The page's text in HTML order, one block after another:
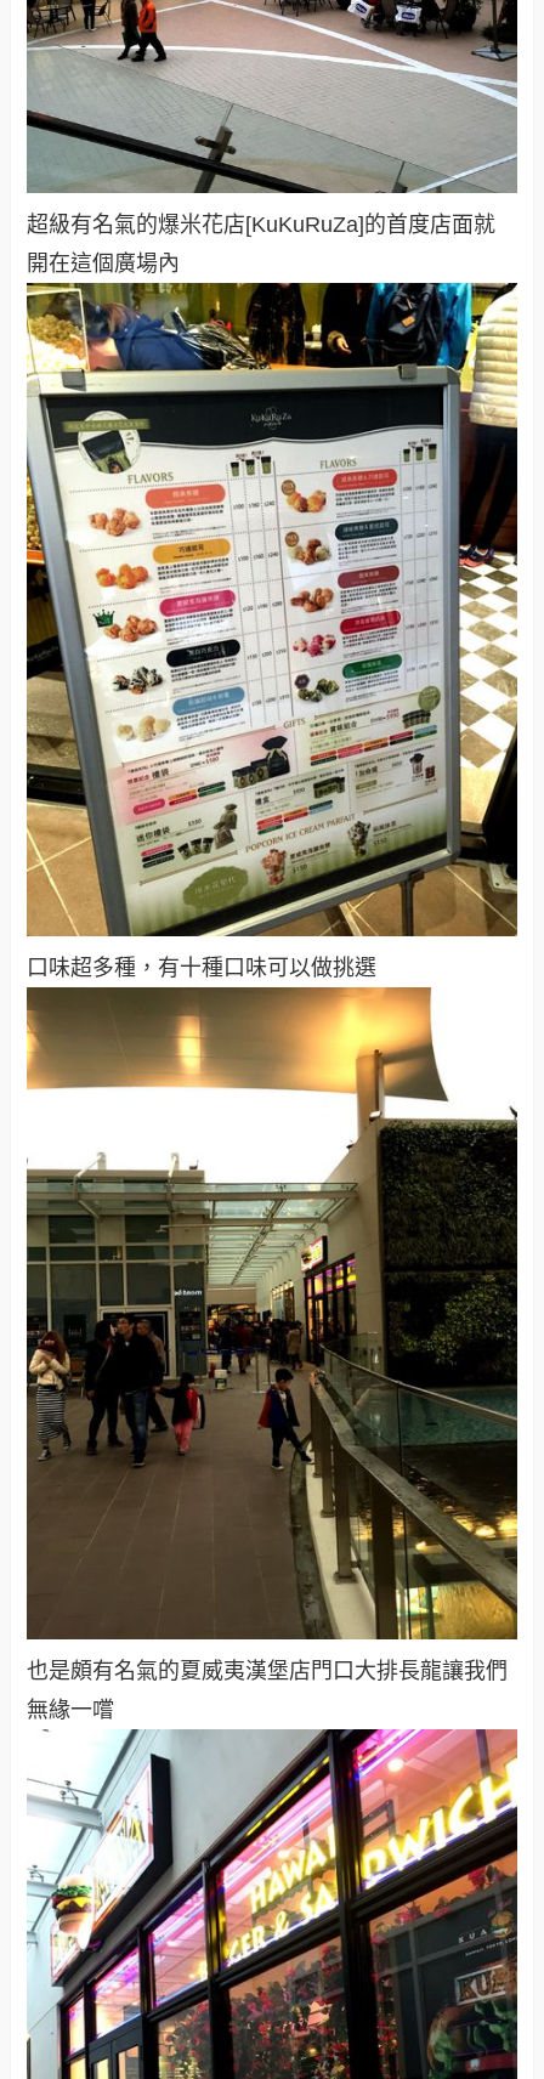
超級有名氣的爆米花店[KuKuRuZa]的首度店面就
開在這個廣場內
口味超多種，有十種口味可以做挑選
也是頗有名氣的夏威夷漢堡店門口大排長龍讓我們
無緣一嚐